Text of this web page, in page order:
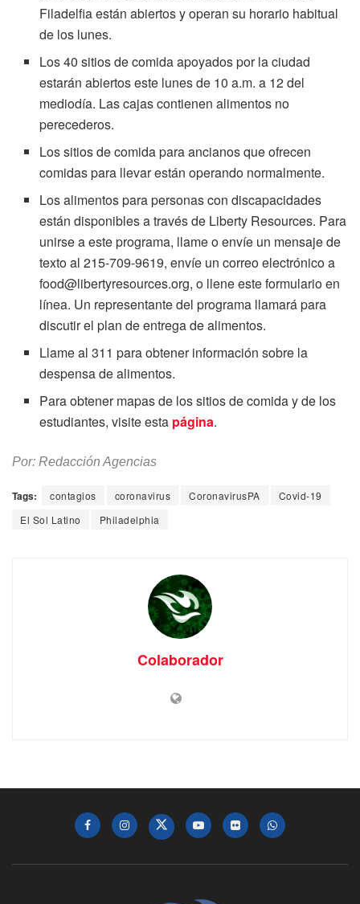
Filadelfia están abiertos y operan su horario habitual
de los lunes.
Los 40 sitios de comida apoyados por la ciudad
estarán abiertos este lunes de 10 a.m. a 12 del
mediodía. Las cajas contienen alimentos no
perecederos.
Los sitios de comida para ancianos que ofrecen
comidas para llevar están operando normalmente.
Los alimentos para personas con discapacidades
están disponibles a través de Liberty Resources. Para
unirse a este programa, llame o envíe un mensaje de
texto al 215-709-9619, envíe un correo electrónico a
food@libertyresources.org, o llene este formulario en
línea. Un representante del programa llamará para
discutir el plan de entrega de alimentos.
Llame al 311 para obtener información sobre la
despensa de alimentos.
Para obtener mapas de los sitios de comida y de los
estudiantes, visite esta página.
Por: Redacción Agencias
Tags: contagios coronavirus CoronavirusPA
Covid-19
El Sol Latino
Philadelphia
Colaborador